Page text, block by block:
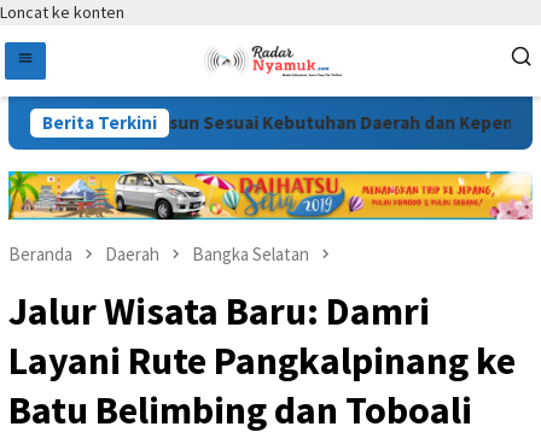
Loncat ke konten
Berita Terkini
2026 Disusun Sesuai Kebutuhan Daerah dan Kepentingan
Beranda Daerah Bangka Selatan
Jalur Wisata Baru: Damri
Layani Rute Pangkalpinang ke
Batu Belimbing dan Toboali